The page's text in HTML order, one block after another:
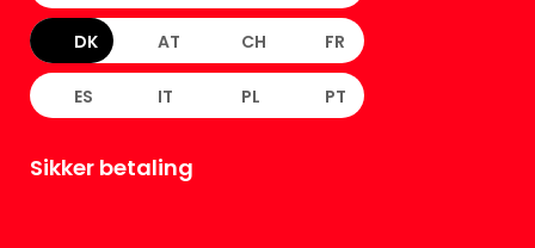
DK AT CH FR
ES IT PL PT
Sikker betaling